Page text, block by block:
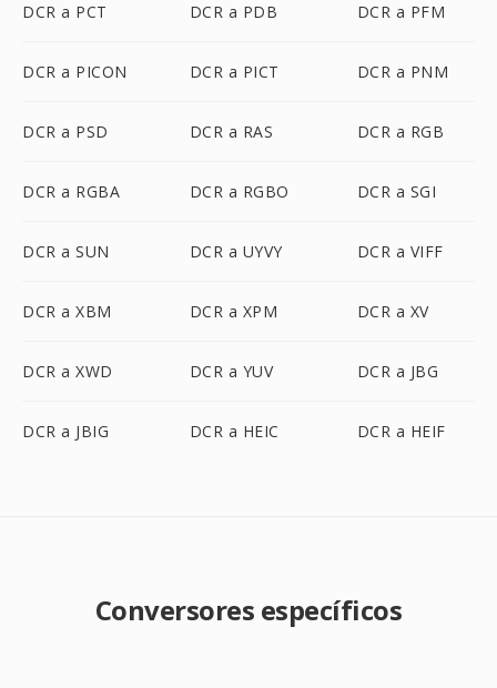
DCR a PCT DCR a PDB DCR a PFM
DCR a PICON DCR a PICT DCR a PNM
DCR a PSD DCR a RAS DCR a RGB
DCR a RGBA DCR a RGBO DCR a SGI
DCR a SUN DCR a UYVY DCR a VIFF
DCR a XBM DCR a XPM DCR a XV
DCR a XWD DCR a YUV DCR a JBG
DCR a JBIG DCR a HEIC DCR a HEIF
Conversores específicos